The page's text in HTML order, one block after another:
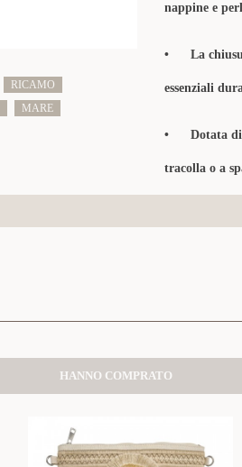
RICAMO
MARE
nappine e
• La
essenziali
• Dotata di
tracolla o a
HANNO COMPRATO